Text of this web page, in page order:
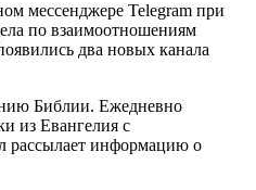
мессенджере Telegram при
по взаимоотношениям
два новых канала
Библии. Ежедневно
из Евангелия с
рассылает информацию о